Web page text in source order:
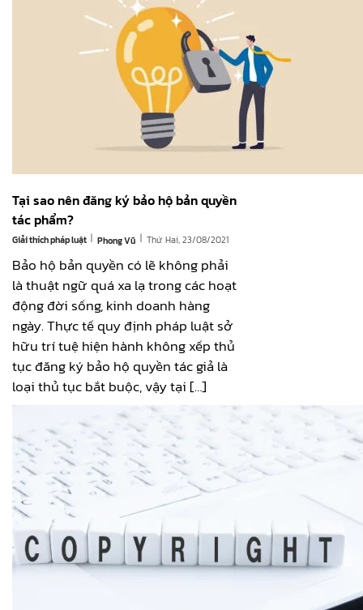
Tại sao nên đăng ký bảo hộ bản quyền
tác phẩm?
Giải thích pháp luật | Phong Vũ | Thứ Hai, 23/08/2021
Bảo hộ bản quyền có lẽ không phải
là thuật ngữ quá xa lạ trong các hoạt
động đời sống, kinh doanh hàng
ngày. Thực tế quy định pháp luật sở
hữu trí tuệ hiện hành không xếp thủ
tục đăng ký bảo hộ quyền tác giả là
loại thủ tục bắt buộc, vậy tại […]